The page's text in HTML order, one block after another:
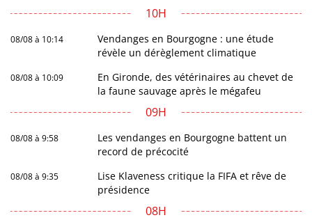
10H
08/08 à 10:14
Vendanges en Bourgogne : une étude
révèle un dérèglement climatique
08/08 à 10:09
En Gironde, des vétérinaires au chevet de
la faune sauvage après le mégafeu
09H
08/08 à 9:58
Les vendanges en Bourgogne battent un
record de précocité
08/08 à 9:35
Lise Klaveness critique la FIFA et rêve de
présidence
08H